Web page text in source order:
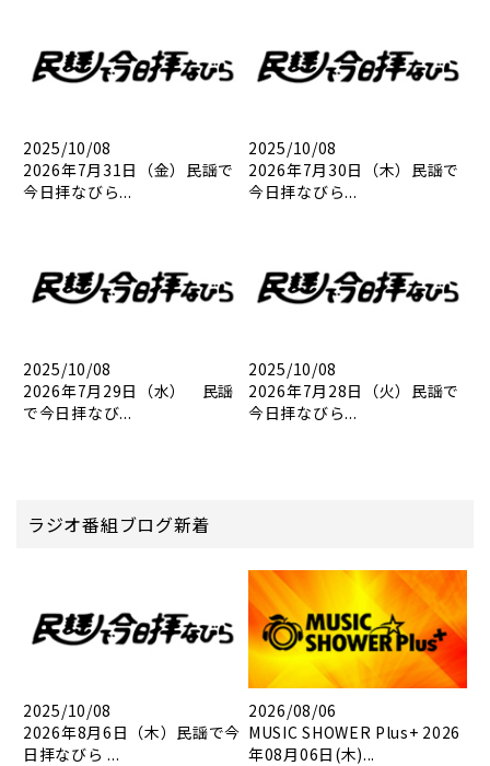
2025/10/08
2026年7月31日（金）民謡で
今日拝なびら...
2025/10/08
2026年7月30日（木）民謡で
今日拝なびら...
2025/10/08
2026年7月29日（水） 民謡
で今日拝なび...
2025/10/08
2026年7月28日（火）民謡で
今日拝なびら...
ラジオ番組ブログ新着
2025/10/08
2026年8月6日（木）民謡で今
日拝なびら ...
2026/08/06
MUSIC SHOWER Plus+ 2026
年08月06日(木)...